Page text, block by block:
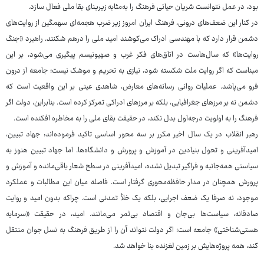
بود، در عمل نتوانست شریان حیاتی فرهنگ را به‌مثابه زیربنای بقا ملی فعال سازد.
در کنار این ضعف‌های درونی، فرهنگ ایران امروز زیر ضرب هجمه‌ای سهمگین از روایت‌های
دشمن قرار دارد که با مهندسی ادراک می‌کوشند امید ملی را درهم شکنند. راهبرد «جنگ
روایت‌ها» که سال‌هاست در اتاق‌های فکر غرب و صهیونیسم پیگیری می‌شود، بر این
مبناست که اگر روایت ملت شکسته شود، نیازی به تحریم و موشک نیست؛ جامعه از درون
فرو می‌پاشد. عملیات روانی رسانه‌های معارض، شاهدی عینی بر این واقعیت است که
دشمن نه بر مرزهای جغرافیایی، بلکه بر مرزهای ادراکی تمرکز کرده است. بنابراین، دولت اگر
فرهنگ را به اولویت درجه‌اول بدل نکند، در حقیقت بقای ملی را به مخاطره افکنده است.
رهبر انقلاب در یک سال اخیر مکرر بر سه محور اساسی تاکید فرموده‌اند: جهاد تبیین،
امیدآفرینی و تحول بنیادین در آموزش و پرورش و دانشگاه‌ها. اما جهاد تبیین هنوز به
سیاستی همه‌جانبه و فراگیر تبدیل نشده، امیدآفرینی در سطح شعار باقی‌مانده و آموزش و
پرورش همچنان در مدار حافظه‌محوری گرفتار است. فاصله میان این مطالبات و عملکرد
موجود، نه صرفا یک ضعف اجرایی، بلکه یک خلأ تمدنی است. چراکه بدون امید و روایت
صادقانه، سیاست‌ها بی‌جان و اقتصاد بی‌ثمر می‌مانند. امید، در حقیقت «سرمایه
هستی‌شناختی» جامعه است؛ اگر دولت نتواند آن را از طریق فرهنگ به نسل جوان منتقل
کند، همه پروژه‌هایش بر زمین لغزنده بنا خواهد شد.